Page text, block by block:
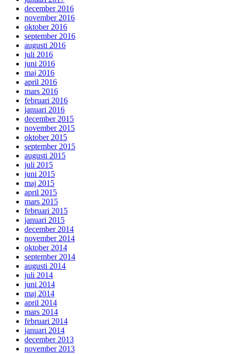
december 2016
november 2016
oktober 2016
september 2016
augusti 2016
juli 2016
juni 2016
maj 2016
april 2016
mars 2016
februari 2016
januari 2016
december 2015
november 2015
oktober 2015
september 2015
augusti 2015
juli 2015
juni 2015
maj 2015
april 2015
mars 2015
februari 2015
januari 2015
december 2014
november 2014
oktober 2014
september 2014
augusti 2014
juli 2014
juni 2014
maj 2014
april 2014
mars 2014
februari 2014
januari 2014
december 2013
november 2013